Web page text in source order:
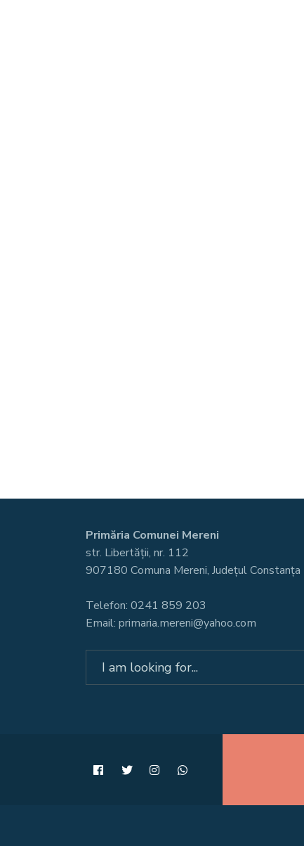
Primăria Comunei Mereni
str. Libertății, nr. 112
907180 Comuna Mereni, Județul Constanța
Telefon: 0241 859 203
Email: primaria.mereni@yahoo.com